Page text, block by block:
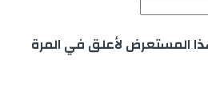
المستعرض لأعلق في المرة